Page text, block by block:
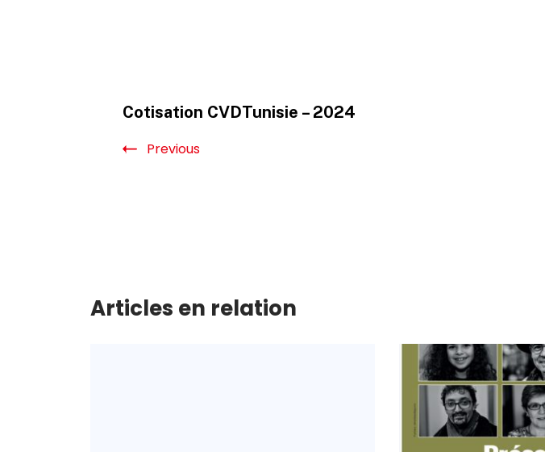
Navigation
Cotisation CVDTunisie – 2024
Previous
Articles en relation